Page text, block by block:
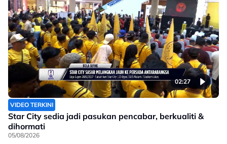
02:27
VIDEO TERKINI
Star City sedia jadi pasukan pencabar, berkualiti &
dihormati
05/08/2026